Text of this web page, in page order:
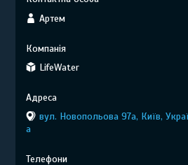
Артем
LifeWater
вул. Новопольова 97а, Київ,
а